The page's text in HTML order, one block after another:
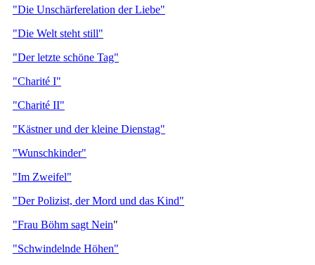
"Die Unschärferelation der Liebe"
"Die Welt steht still"
"Der letzte schöne Tag"
"Charité I"
"Charité II"
"Kästner und der kleine Dienstag"
"Wunschkinder"
"Im Zweifel"
"Der Polizist, der Mord und das Kind"
"Frau Böhm sagt Nein"
"Schwindelnde Höhen"